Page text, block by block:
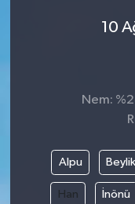
10
Nem:
Alpu
Han İnönü